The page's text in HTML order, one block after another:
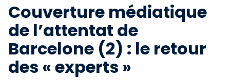
Notre revue
Boutique
Couverture médiatique
de l’attentat de
Barcelone (2) : le retour
des « experts »